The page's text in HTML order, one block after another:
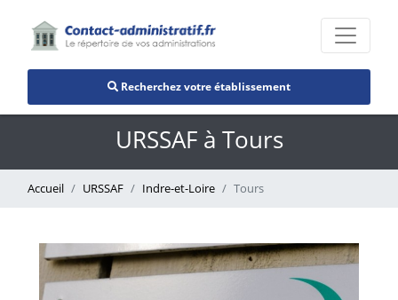
Recherchez votre établissement
URSSAF à Tours
Accueil URSSAF Indre-et-Loire Tours